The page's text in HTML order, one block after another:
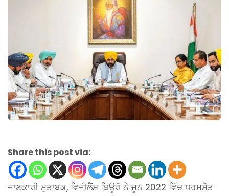
Share this post via:
ਜਾਣਕਾਰੀ ਮੁਤਾਬਕ, ਵਿਜੀਲੈਂਸ ਬਿਊਰੋ ਨੇ ਜੂਨ 2022 ਵਿੱਚ ਧਰਮਸੋਤ